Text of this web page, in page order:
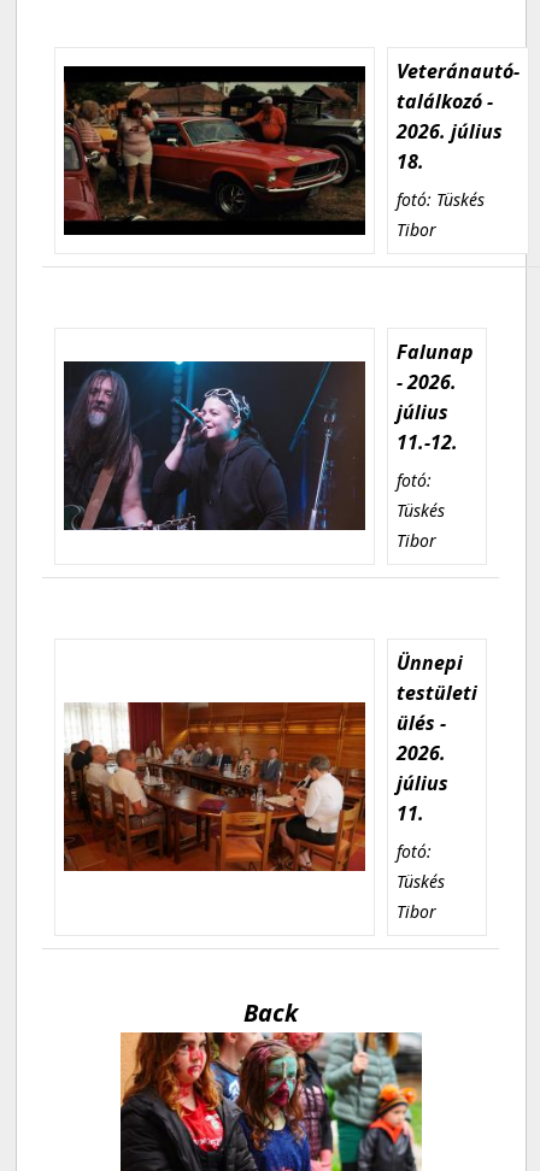
Veteránautó-
találkozó -
2026. július
18.
fotó: Tüskés
Tibor
Falunap
- 2026.
július
11.-12.
fotó:
Tüskés
Tibor
Ünnepi
testületi
ülés -
2026.
július
11.
fotó:
Tüskés
Tibor
Back